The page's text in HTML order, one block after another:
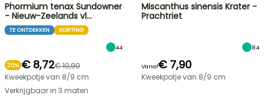
Phormium tenax Sundowner
- Nieuw-Zeelands vl…
TE ONTDEKKEN KORTING
44
20% € 8,72€ 10,90
Kweekpotje van 8/9 cm
Verkrijgbaar in 3 maten
Miscanthus sinensis Krater -
Prachtriet
84
Vanaf€ 7,90
Kweekpotje van 8/9 cm